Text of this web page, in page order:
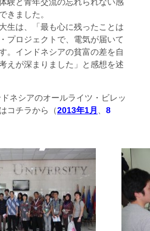
きました。
生は、「最も心に残ったことは
プロジェクトで、電気が届いて
。インドネシアの貧富の差を自
えが深まりました」と感想を述
ネシアのオールライツ・ビレッ
コチラから（2013年1月
8